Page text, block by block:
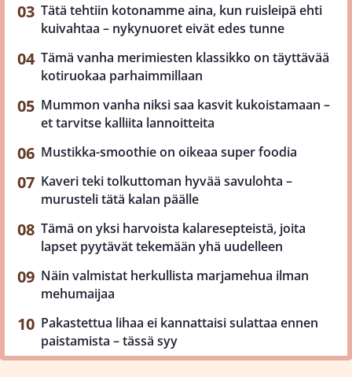
Tätä tehtiin kotonamme aina, kun ruisleipä ehti
kuivahtaa – nykynuoret eivät edes tunne
Tämä vanha merimiesten klassikko on täyttävää
kotiruokaa parhaimmillaan
Mummon vanha niksi saa kasvit kukoistamaan –
et tarvitse kalliita lannoitteita
Mustikka-smoothie on oikeaa super foodia
Kaveri teki tolkuttoman hyvää savulohta –
murusteli tätä kalan päälle
Tämä on yksi harvoista kalaresepteistä, joita
lapset pyytävät tekemään yhä uudelleen
Näin valmistat herkullista marjamehua ilman
mehumaijaa
Pakastettua lihaa ei kannattaisi sulattaa ennen
paistamista – tässä syy